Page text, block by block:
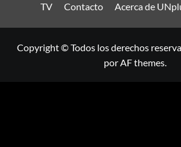
TV Contacto Acerca de
Copyright © Todos los derechos
por AF themes.